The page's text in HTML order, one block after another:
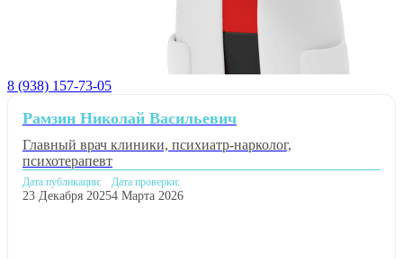
8 (938) 157-73-05
Рамзин Николай Васильевич
Главный врач клиники, психиатр-нарколог,
психотерапевт
Дата публикации:
23 Декабря 2025
Дата проверки:
4 Марта 2026